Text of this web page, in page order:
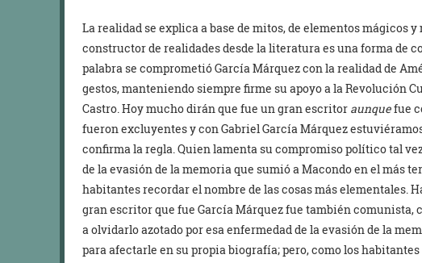
La realidad se explica a base de mitos, de elementos mágicos
constructor de realidades desde la literatura es una forma de
palabra se comprometió García Márquez con la realidad de
gestos, manteniendo siempre firme su apoyo a la Revolución
Castro. Hoy mucho dirán que fue un gran escritor aunquefue
fueron excluyentes y con Gabriel García Márquez
confirma la regla. Quien lamenta su compromiso político tal
de la evasión de la memoria que sumió a Macondo en el más
habitantes recordar el nombre de las cosas más elementales.
gran escritor que fue García Márquez fue también comunista,
a olvidarlo azotado por esa enfermedad de la evasión de la
para afectarle en su propia biografía; pero, como los